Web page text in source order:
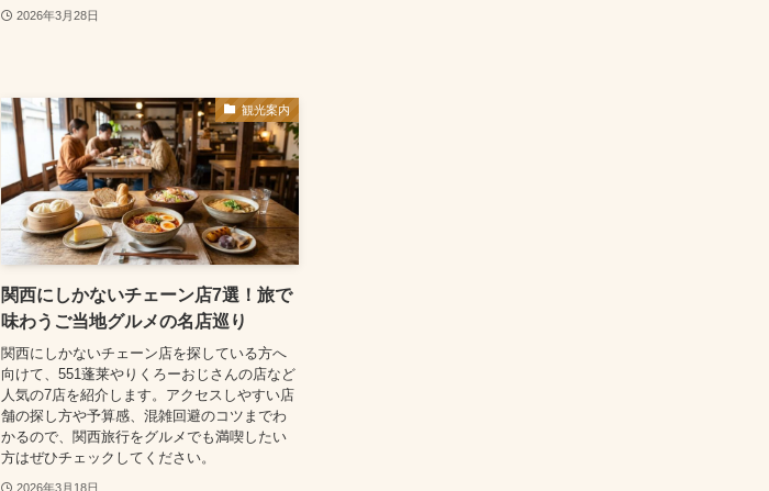
2026年3月28日
観光案内
関西にしかないチェーン店7選！旅で
味わうご当地グルメの名店巡り
関西にしかないチェーン店を探している方へ
向けて、551蓬莱やりくろーおじさんの店など
人気の7店を紹介します。アクセスしやすい店
舗の探し方や予算感、混雑回避のコツまでわ
かるので、関西旅行をグルメでも満喫したい
方はぜひチェックしてください。
2026年3月18日